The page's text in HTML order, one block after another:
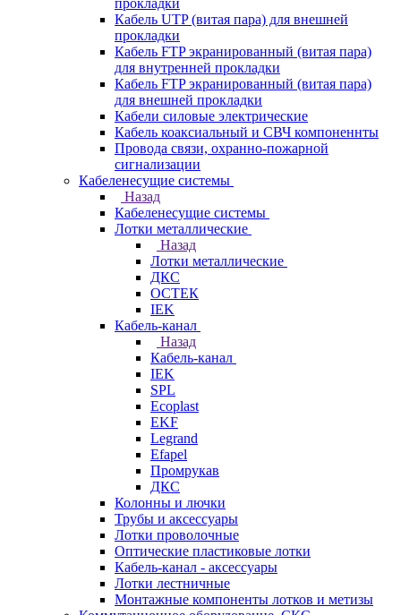
прокладки
Кабель UTP (витая пара) для внешней
прокладки
Кабель FTP экранированный (витая пара)
для внутренней прокладки
Кабель FTP экранированный (витая пара)
для внешней прокладки
Кабели силовые электрические
Кабель коаксиальный и СВЧ компоненнты
Провода связи, охранно-пожарной
сигнализации
Кабеленесущие системы
Назад
Кабеленесущие системы
Лотки металлические
Назад
Лотки металлические
ДКС
ОСТЕК
IEK
Кабель-канал
Назад
Кабель-канал
IEK
SPL
Ecoplast
EKF
Legrand
Efapel
Промрукав
ДКС
Колонны и лючки
Трубы и аксессуары
Лотки проволочные
Оптические пластиковые лотки
Кабель-канал - аксессуары
Лотки лестничные
Монтажные компоненты лотков и метизы